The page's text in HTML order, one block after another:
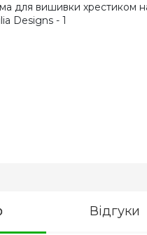
Відгуки